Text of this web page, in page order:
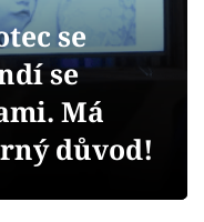
se
se
Má
důvod!